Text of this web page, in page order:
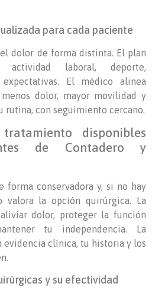
para cada paciente
dolor de forma distinta. El plan
actividad laboral, deporte,
El médico alinea
dolor, mayor movilidad y
rutina, con seguimiento cercano.
disponibles
de Contadero y
forma conservadora y, si no hay
valora la opción quirúrgica. La
dolor, proteger la función
tu independencia. La
evidencia clínica, tu historia y los
y su efectividad